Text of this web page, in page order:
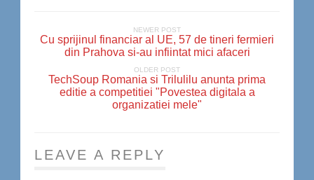
NEWER POST
Cu sprijinul financiar al UE, 57 de tineri fermieri
din Prahova si-au infiintat mici afaceri
OLDER POST
TechSoup Romania si Trilulilu anunta prima
editie a competitiei "Povestea digitala a
organizatiei mele"
LEAVE A REPLY